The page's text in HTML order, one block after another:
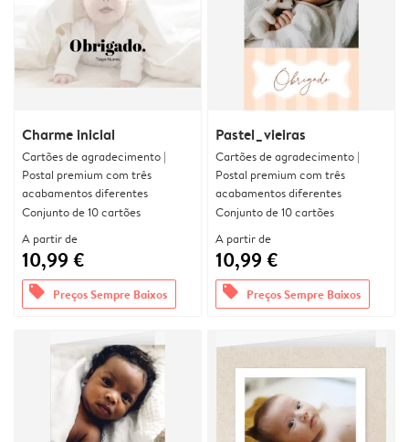
Charme inicial
Cartões de agradecimento |
Postal premium com três
acabamentos diferentes
Conjunto de 10 cartões
A partir de
10,99 €
offers Preços Sempre Baixos
Pastel_vieiras
Cartões de agradecimento |
Postal premium com três
acabamentos diferentes
Conjunto de 10 cartões
A partir de
10,99 €
offers Preços Sempre Baixos